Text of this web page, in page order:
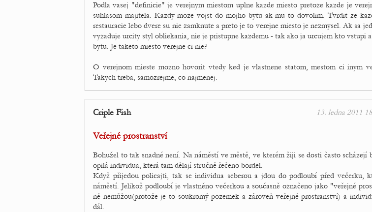
Podla vasej "definicie" je verejnym miestom uplne kazde miesto pretoze kazde je
suhlasom majitela. Kazdy moze vojst do mojho bytu ak mu to dovolim. Tvrdit ze
restauracie lebo dvere su nie zamknute a preto je to verejne miesto je nezmysel. Ak sa
vyzaduje urcity styl obliekania, nie je pristupne kazdemu - tak ako ja urcujem kto vstupi
bytu. Je taketo miesto verejne ci nie?
O verejnom mieste mozno hovorit vtedy ked je vlastnene statom, mestom ci inym
Takych treba, samozrejme, co najmenej.
13. ledna 2011
Criple Fish
Veřejné prostranství
Bohužel to tak snadné není. Na náměstí ve městě, ve kterém žiji se dosti často scházejí
opilá individua, která tam dělají stručně řečeno bordel.
Když přijedou policajti, tak se individua seberou a jdou do podloubí před večerku,
náměstí. Jelikož podloubí je vlastněno večerkou a současně označeno jako "veřejné
ně nemůžou(protože je to soukromý pozemek a zároveň veřejné prostranství) a
dál.